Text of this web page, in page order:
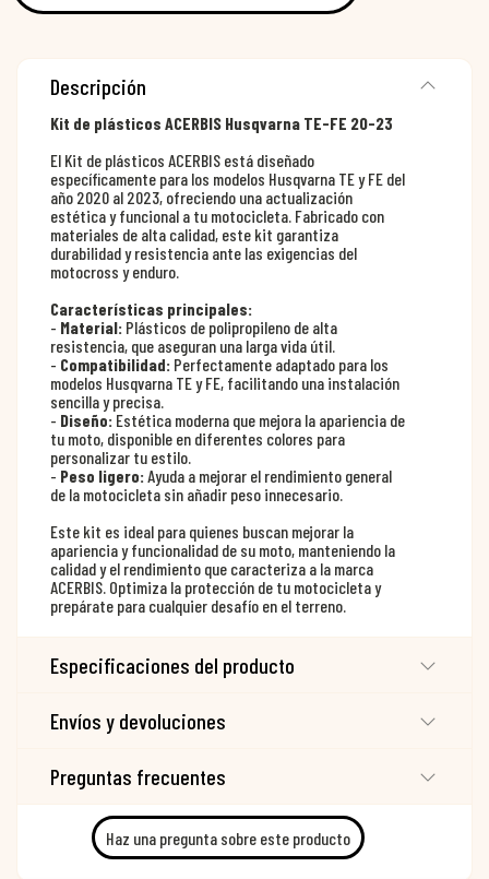
Descripción
Kit de plásticos ACERBIS Husqvarna TE-FE 20-23
El Kit de plásticos ACERBIS está diseñado
específicamente para los modelos Husqvarna TE y FE del
año 2020 al 2023, ofreciendo una actualización
estética y funcional a tu motocicleta. Fabricado con
materiales de alta calidad, este kit garantiza
durabilidad y resistencia ante las exigencias del
motocross y enduro.
Características principales:
- Material: Plásticos de polipropileno de alta
resistencia, que aseguran una larga vida útil.
- Compatibilidad: Perfectamente adaptado para los
modelos Husqvarna TE y FE, facilitando una instalación
sencilla y precisa.
- Diseño: Estética moderna que mejora la apariencia de
tu moto, disponible en diferentes colores para
personalizar tu estilo.
- Peso ligero:Ayuda a mejorar el rendimiento general
de la motocicleta sin añadir peso innecesario.
Este kit es ideal para quienes buscan mejorar la
apariencia y funcionalidad de su moto, manteniendo la
calidad y el rendimiento que caracteriza a la marca
ACERBIS. Optimiza la protección de tu motocicleta y
prepárate para cualquier desafío en el terreno.
Especificaciones del producto
Envíos y devoluciones
Preguntas frecuentes
Haz una pregunta sobre este producto